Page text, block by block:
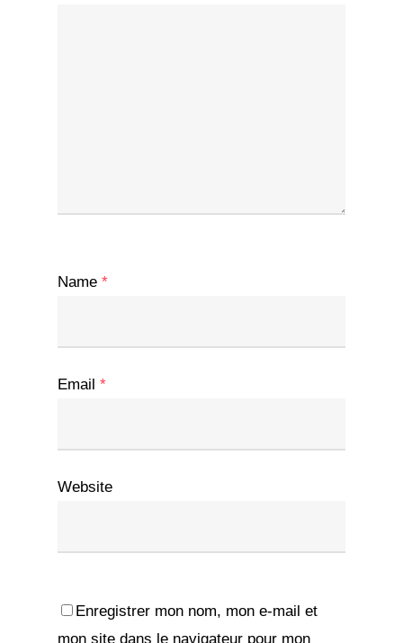
Name *
Email *
Website
Enregistrer mon nom, mon e-mail et
mon site dans le navigateur pour mon